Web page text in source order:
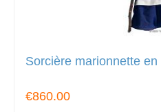
Sorcière marionnette en
€860.00